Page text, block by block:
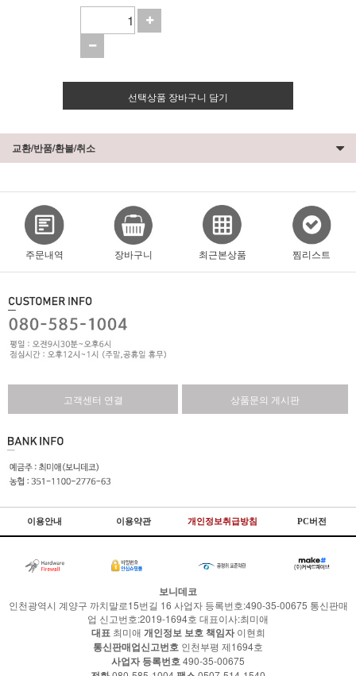
선택상품 장바구니 담기
교환/반품/환불/취소
주문내역 장바구니 최근본상품 찜리스트
고객센터 연결 상품문의 게시판
이용안내 이용약관 개인정보취급방침 PC버전
보니데코
인천광역시 계양구 까치말로15번길 16 사업자 등록번호:490-35-00675 통신판매
업 신고번호:2019-1694호 대표이사:최미애
대표 최미애 개인정보 보호 책임자이현희
통신판매업신고번호 인천부평 제1694호
사업자 등록번호490-35-00675